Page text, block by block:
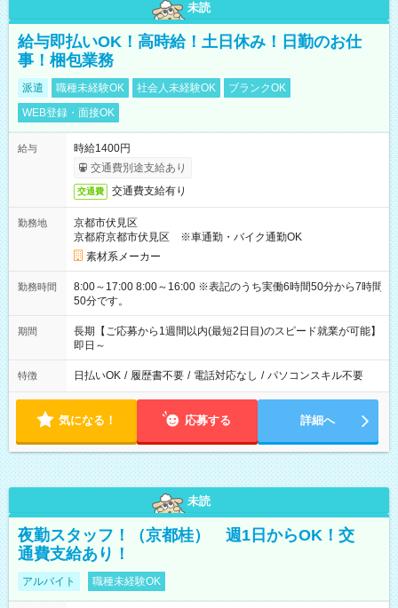
未読
給与即払いOK！高時給！土日休み！日勤のお仕
事！梱包業務
派遣 職種未経験OK 社会人未経験OK
ブランクOK
WEB登録・面接OK
給与
時給1400円
交通費別途支給あり
交通費 交通費支給有り
勤務地
京都市伏見区
京都府京都市伏見区 ※車通勤・バイク通勤OK
素材系メーカー
勤務時間
8:00～17:00 8:00～16:00 ※表記のうち実働6時間50分から7時間
50分です。
期間
長期【ご応募から1週間以内(最短2日目)のスピード就業が可能】
即日～
特徴 日払いOK / 履歴書不要 / 電話対応なし / パソコンスキル不要
気になる！ 応募する 詳細へ
未読
夜勤スタッフ！（京都桂） 週1日からOK！交
通費支給あり！
アルバイト 職種未経験OK